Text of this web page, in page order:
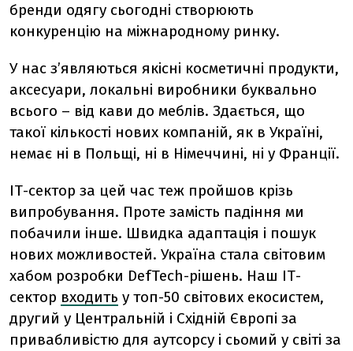
бренди одягу сьогодні створюють
конкуренцію на міжнародному ринку.
У нас з’являються якісні косметичні продукти,
аксесуари, локальні виробники буквально
всього – від кави до меблів. Здається, що
такої кількості нових компаній, як в Україні,
немає ні в Польщі, ні в Німеччині, ні у Франції.
ІТ-сектор за цей час теж пройшов крізь
випробування. Проте замість падіння ми
побачили інше. Швидка адаптація і пошук
нових можливостей. Україна стала світовим
хабом розробки DefTech-рішень. Наш ІТ-
сектор входить у топ-50 світових екосистем,
другий у Центральній і Східній Європі за
привабливістю для аутсорсу і сьомий у світі за